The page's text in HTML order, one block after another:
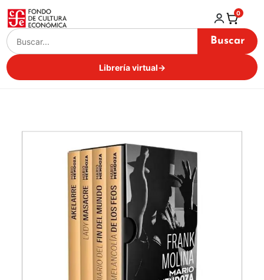
Buscar
Librería virtual→
0